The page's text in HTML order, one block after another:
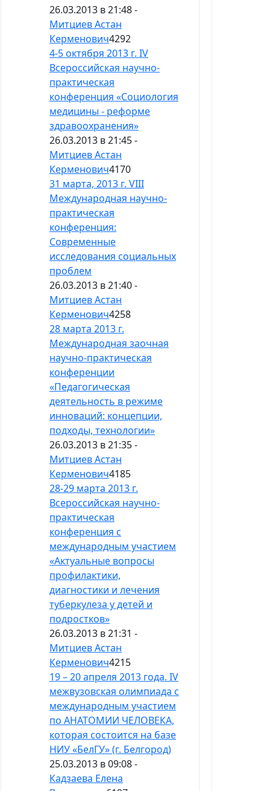
26.03.2013 в 21:48 -
Митциев Астан
Керменович4292
4-5 октября 2013 г. IV
Всероссийская научно-
практическая
конференция «Социология
медицины - реформе
здравоохранения»
26.03.2013 в 21:45 -
Митциев Астан
Керменович4170
31 марта, 2013 г. VIII
Международная научно-
практическая
конференция:
Современные
исследования социальных
проблем
26.03.2013 в 21:40 -
Митциев Астан
Керменович4258
28 марта 2013 г.
Международная заочная
научно-практическая
конференции
«Педагогическая
деятельность в режиме
инноваций: концепции,
подходы, технологии»
26.03.2013 в 21:35 -
Митциев Астан
Керменович4185
28-29 марта 2013 г.
Всероссийская научно-
практическая
конференция с
международным участием
«Актуальные вопросы
профилактики,
диагностики и лечения
туберкулеза у детей и
подростков»
26.03.2013 в 21:31 -
Митциев Астан
Керменович4215
19 – 20 апреля 2013 года. IV
межвузовская олимпиада с
международным участием
по АНАТОМИИ ЧЕЛОВЕКА,
которая состоится на базе
НИУ «БелГУ» (г. Белгород)
25.03.2013 в 09:08 -
Кадзаева Елена